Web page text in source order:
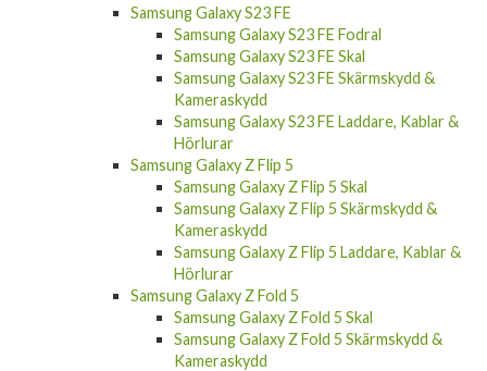
Samsung Galaxy S23 FE
Samsung Galaxy S23 FE Fodral
Samsung Galaxy S23 FE Skal
Samsung Galaxy S23 FE Skärmskydd &
Kameraskydd
Samsung Galaxy S23 FE Laddare, Kablar &
Hörlurar
Samsung Galaxy Z Flip 5
Samsung Galaxy Z Flip 5 Skal
Samsung Galaxy Z Flip 5 Skärmskydd &
Kameraskydd
Samsung Galaxy Z Flip 5 Laddare, Kablar &
Hörlurar
Samsung Galaxy Z Fold 5
Samsung Galaxy Z Fold 5 Skal
Samsung Galaxy Z Fold 5 Skärmskydd &
Kameraskydd